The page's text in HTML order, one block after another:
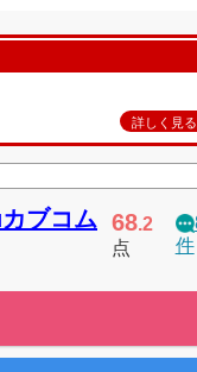
詳しく見
ブコム
68.2
点
件